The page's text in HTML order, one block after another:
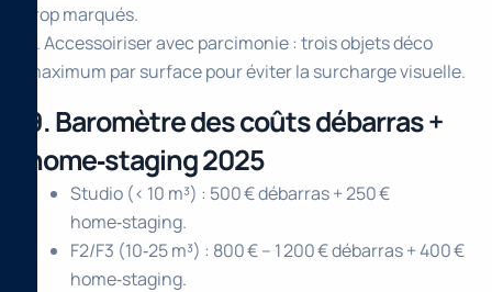
trop marqués.
5. Accessoiriser avec parcimonie : trois objets déco
maximum par surface pour éviter la surcharge visuelle.
9. Baromètre des coûts débarras +
home‑staging 2025
Studio (< 10 m³) : 500 € débarras + 250 €
home‑staging.
F2/F3 (10‑25 m³) : 800 € – 1 200 € débarras + 400 €
home‑staging.